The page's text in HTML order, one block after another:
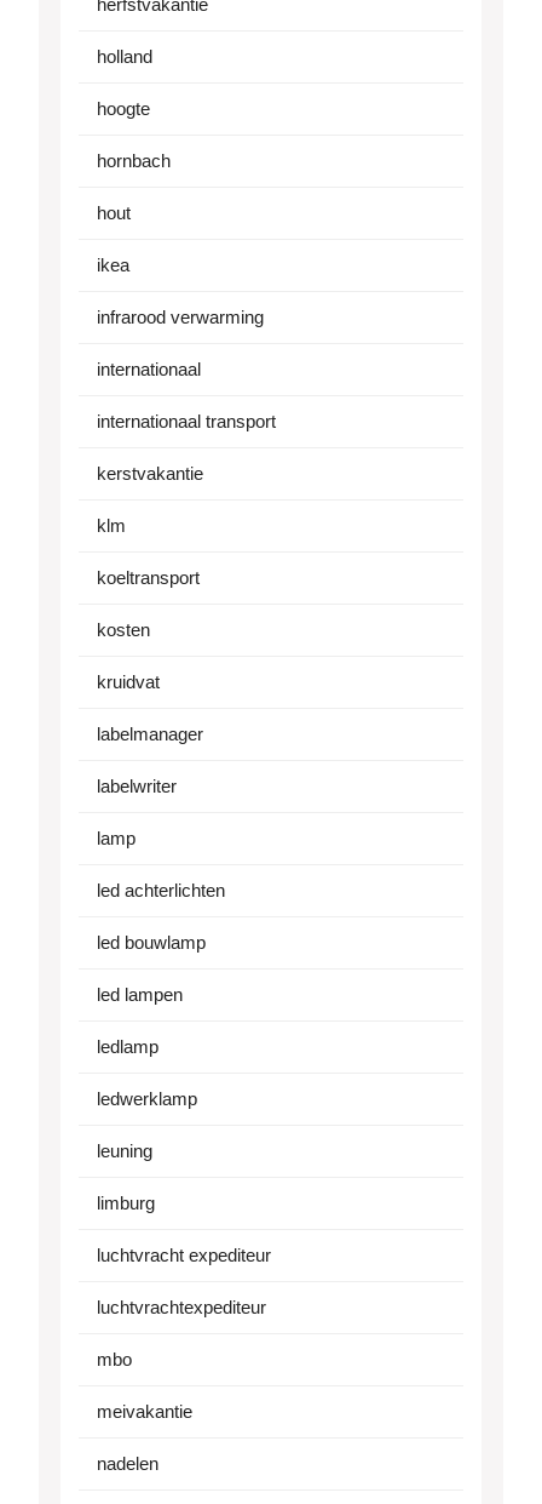
herfstvakantie
holland
hoogte
hornbach
hout
ikea
infrarood verwarming
internationaal
internationaal transport
kerstvakantie
klm
koeltransport
kosten
kruidvat
labelmanager
labelwriter
lamp
led achterlichten
led bouwlamp
led lampen
ledlamp
ledwerklamp
leuning
limburg
luchtvracht expediteur
luchtvrachtexpediteur
mbo
meivakantie
nadelen